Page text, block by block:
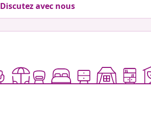
Discutez avec nous